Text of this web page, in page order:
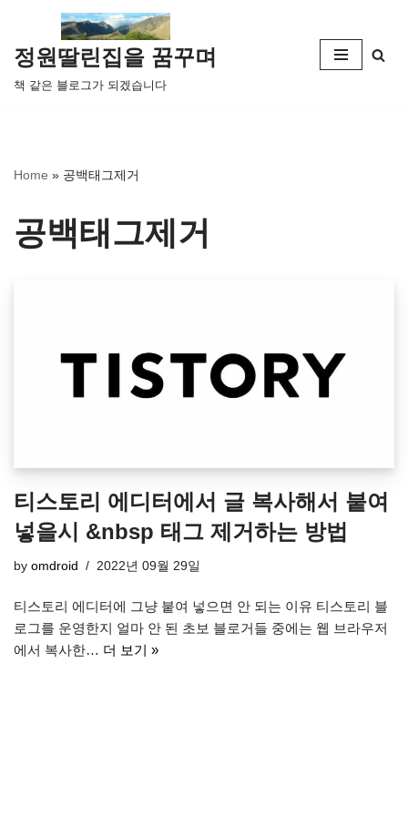
콘
텐
츠
뛰
정원딸린집을 꿈꾸며
책 같은 블로그가 되겠습니다
Home » 공백태그제거
공백태그제거
티스토리 에디터에서 글 복사해서 붙여
넣을시 &nbsp 태그 제거하는 방법
by omdroid 2022년 09월 29일
티스토리 에디터에 그냥 붙여 넣으면 안 되는 이유 티스토리 블
로그를 운영한지 얼마 안 된 초보 블로거들 중에는 웹 브라우저
에서 복사한… 더 보기 »